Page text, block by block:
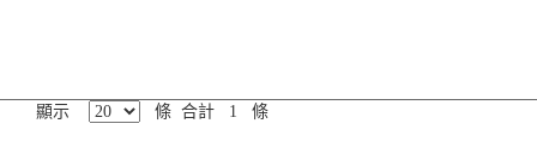
顯示 條 合計 1 條